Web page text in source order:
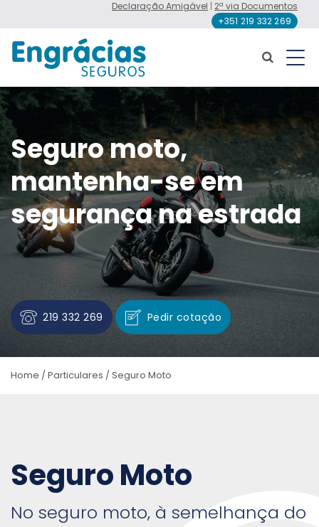
Declaração Amigável | 2ª via Documentos
+351 219 332 269
Seguro moto,
mantenha-se em
segurança na estrada
219 332 269 Pedir cotação
Home / Particulares / Seguro Moto
Seguro Moto
No seguro moto, à semelhança do